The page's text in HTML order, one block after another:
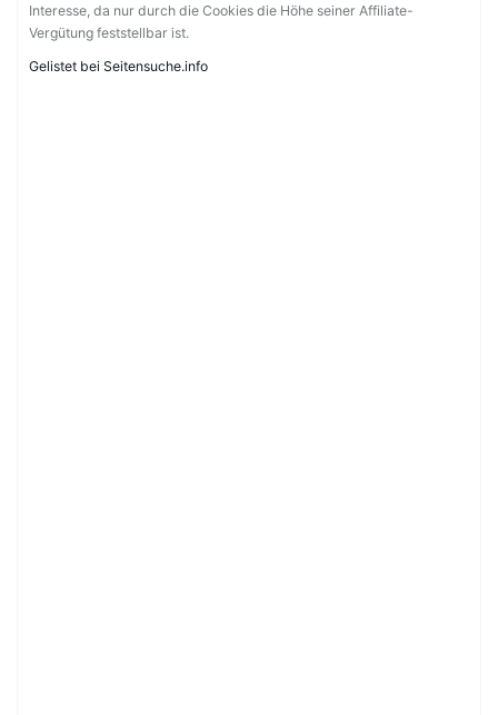
Interesse, da nur durch die Cookies die Höhe seiner Affiliate-
Vergütung feststellbar ist.
Gelistet bei Seitensuche.info